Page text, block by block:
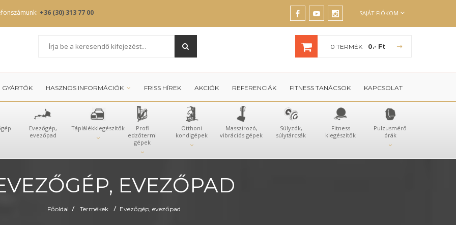
+36 (30) 313 77 00 SAJÁT FIÓKOM
0 TERMÉK 0.- Ft
GYÁRTÓK HASZNOS INFORMÁCIÓK FRISS HÍREK AKCIÓK REFERENCIÁK FITNESS TANÁCSOK KAPCSOLAT
Evezőgép,
evezőpad
Táplálékkiegészítők
Profi
edzőtermi
gépek
Otthoni
kondigépek
Masszírozó,
vibrációs gépek
Súlyzók,
súlytárcsák
Fitness
kiegészítők
Pulzusmérő
órák
EVEZŐPAD
Főoldal / Termékek / Evezőgép, evezőpad